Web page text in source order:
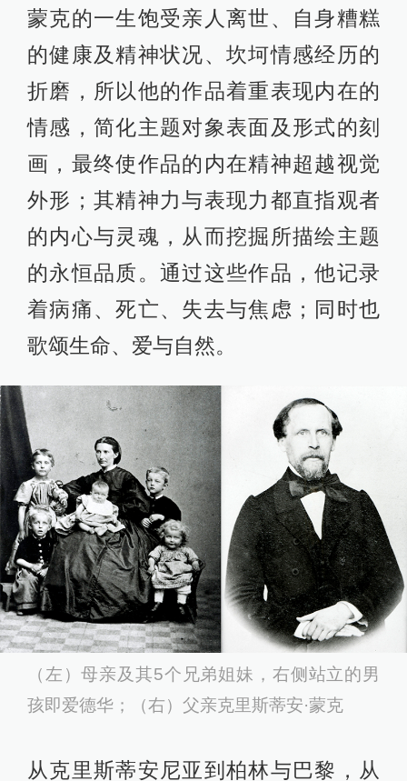
蒙克的一生饱受亲人离世、自身糟糕
的健康及精神状况、坎坷情感经历的
折磨，所以他的作品着重表现内在的
情感，简化主题对象表面及形式的刻
画，最终使作品的内在精神超越视觉
外形；其精神力与表现力都直指观者
的内心与灵魂，从而挖掘所描绘主题
的永恒品质。通过这些作品，他记录
着病痛、死亡、失去与焦虑；同时也
歌颂生命、爱与自然。
（左）母亲及其5个兄弟姐妹，右侧站立的男
孩即爱德华；（右）父亲克里斯蒂安·蒙克
从克里斯蒂安尼亚到柏林与巴黎，从